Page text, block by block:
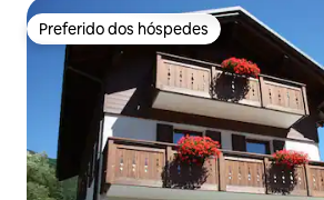
Preferido dos hóspedes
Preferido dos hóspedes